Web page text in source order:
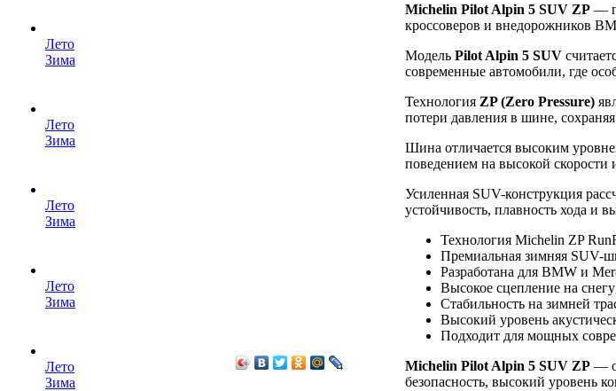
Лето
Зима
Лето
Зима
Лето
Зима
Лето
Зима
Лето
Зима
Michelin Pilot Alpin 5 SUV ZP —
кроссоверов и внедорожников
Модель Pilot Alpin 5 SUV
современные автомобили, где
Технология ZP (Zero Pressure)
потери давления в шине,
Шина отличается высоким
поведением на высокой
Усиленная SUV-конструкция
устойчивость, плавность хода и
Технология Michelin ZP
Премиальная зимняя SUV-
Разработана для BMW и
Высокое сцепление на
Стабильность на зимней
Высокий уровень
Подходит для мощных
Michelin Pilot Alpin 5 SUV ZP —
безопасность, высокий уровень